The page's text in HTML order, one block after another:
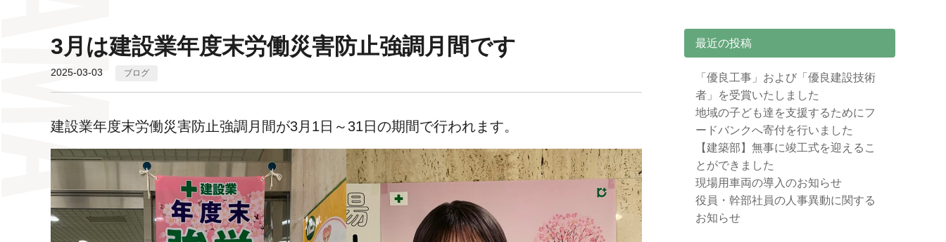
3月は建設業年度末労働災害防止強調月間です
2025-03-03 ブログ
建設業年度末労働災害防止強調月間が3月1日～31日の期間で行われます。
最近の投稿
「優良工事」および「優良建設技術
者」を受賞いたしました
地域の子ども達を支援するためにフ
ードバンクへ寄付を行いました
【建築部】無事に竣工式を迎えるこ
とができました
現場用車両の導入のお知らせ
役員・幹部社員の人事異動に関する
お知らせ